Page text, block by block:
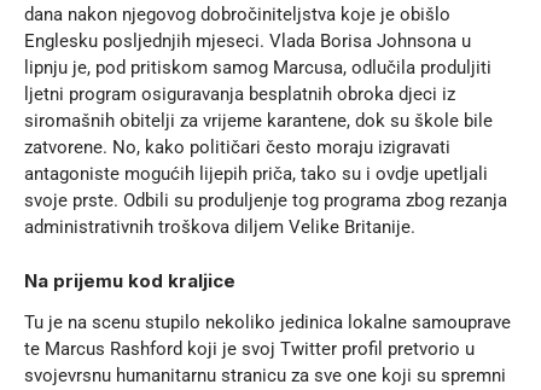
dana nakon njegovog dobročiniteljstva koje je obišlo
Englesku posljednjih mjeseci. Vlada Borisa Johnsona u
lipnju je, pod pritiskom samog Marcusa, odlučila produljiti
ljetni program osiguravanja besplatnih obroka djeci iz
siromašnih obitelji za vrijeme karantene, dok su škole bile
zatvorene. No, kako političari često moraju izigravati
antagoniste mogućih lijepih priča, tako su i ovdje upetljali
svoje prste. Odbili su produljenje tog programa zbog rezanja
administrativnih troškova diljem Velike Britanije.
Na prijemu kod kraljice
Tu je na scenu stupilo nekoliko jedinica lokalne samouprave
te Marcus Rashford koji je svoj Twitter profil pretvorio u
svojevrsnu humanitarnu stranicu za sve one koji su spremni